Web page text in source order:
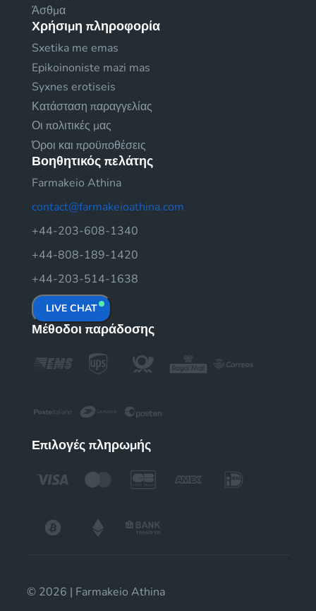
Άσθμα
Χρήσιμη πληροφορία
Sxetika me emas
Epikoinoniste mazi mas
Syxnes erotiseis
Κατάσταση παραγγελίας
Οι πολιτικές μας
Όροι και προϋποθέσεις
Βοηθητικός πελάτης
Farmakeio Athina
contact@farmakeioathina.com
+44-203-608-1340
+44-808-189-1420
+44-203-514-1638
LIVE CHAT
Μέθοδοι παράδοσης
Επιλογές πληρωμής
© 2026 | Farmakeio Athina